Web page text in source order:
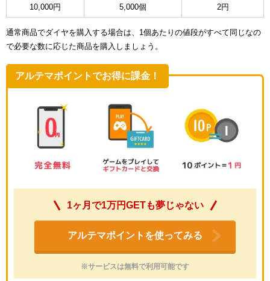
10,000円 5,000個 2円
通常商品でダイヤを購入する場合は、1個あたりの値段がすべて同じなの
で必要な数に応じた商品を購入しましょう。
アルテマポイントでお得に課金！
1ヶ月で1万円GETも夢じゃない
アルテマポイントを使ってみる
※サービスは無料で利用可能です